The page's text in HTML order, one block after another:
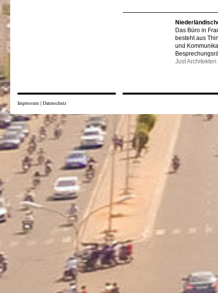
Das Büro in
besteht aus
und
Just Architekten
Impressum | Datenschutz